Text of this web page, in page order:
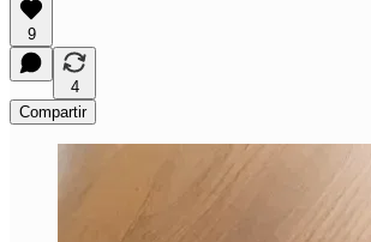
9
4
Compartir